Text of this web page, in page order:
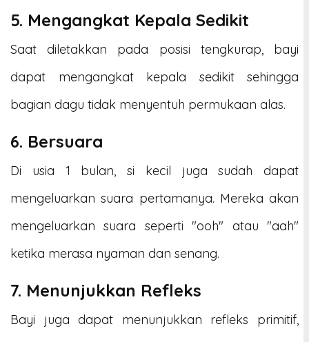
5. Mengangkat Kepala Sedikit
Saat diletakkan pada posisi tengkurap, bayi
dapat mengangkat kepala sedikit sehingga
bagian dagu tidak menyentuh permukaan alas.
6. Bersuara
Di usia 1 bulan, si kecil juga sudah dapat
mengeluarkan suara pertamanya. Mereka akan
mengeluarkan suara seperti "ooh" atau "aah"
ketika merasa nyaman dan senang.
7. Menunjukkan Refleks
Bayi juga dapat menunjukkan refleks primitif,